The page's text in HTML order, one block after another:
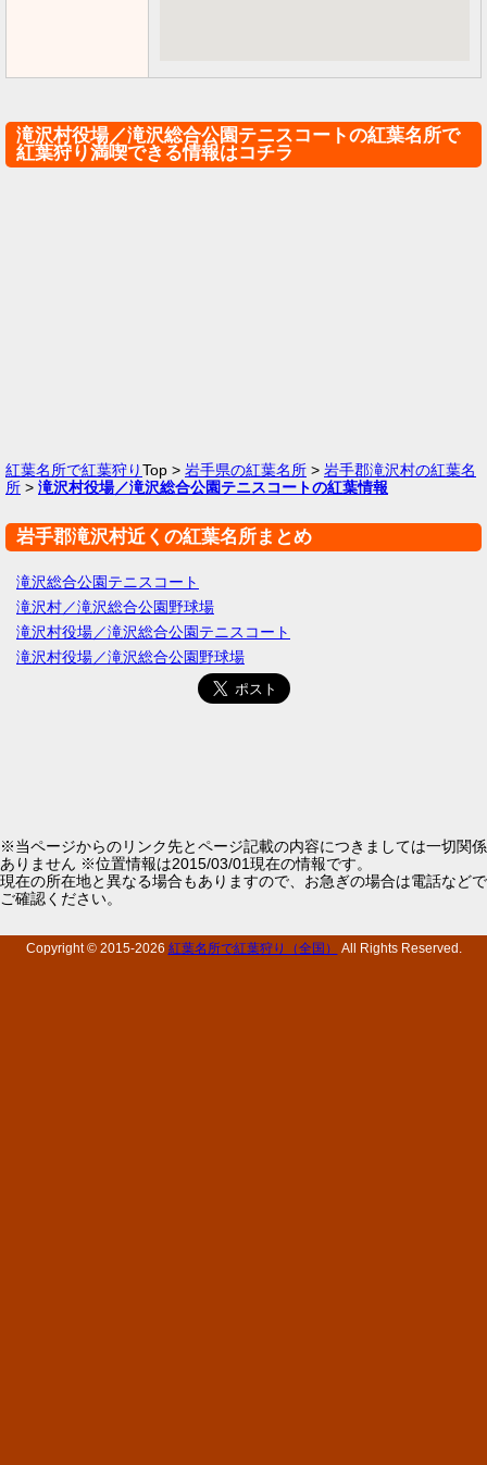
滝沢村役場／滝沢総合公園テニスコートの紅葉名所で
紅葉狩り満喫できる情報はコチラ
紅葉名所で紅葉狩りTop > 岩手県の紅葉名所 > 岩手郡滝沢村の紅葉名
所 > 滝沢村役場／滝沢総合公園テニスコートの紅葉情報
岩手郡滝沢村近くの紅葉名所まとめ
滝沢総合公園テニスコート
滝沢村／滝沢総合公園野球場
滝沢村役場／滝沢総合公園テニスコート
滝沢村役場／滝沢総合公園野球場
※当ページからのリンク先とページ記載の内容につきましては一切関係
ありません ※位置情報は2015/03/01現在の情報です。
現在の所在地と異なる場合もありますので、お急ぎの場合は電話などで
ご確認ください。
Copyright © 2015-2026 紅葉名所で紅葉狩り（全国） All Rights Reserved.